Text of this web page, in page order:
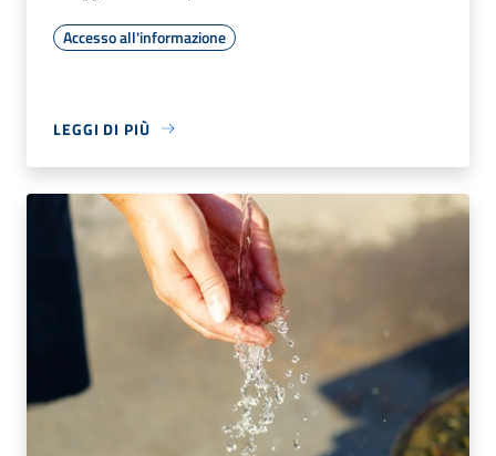
Accesso all'informazione
LEGGI DI PIÙ